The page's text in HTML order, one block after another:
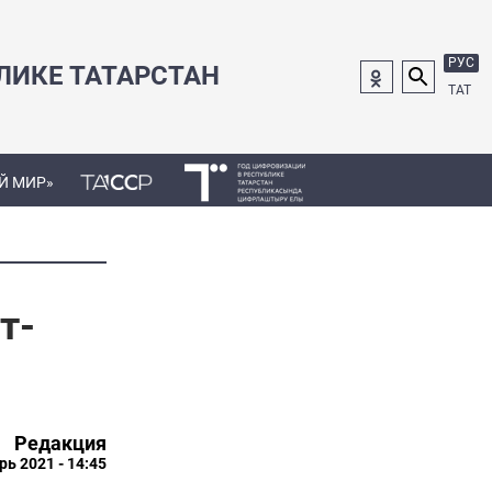
ТАТАРСТАН
РУС
ТАТ
МИР»
Редакция
2021 - 14:45